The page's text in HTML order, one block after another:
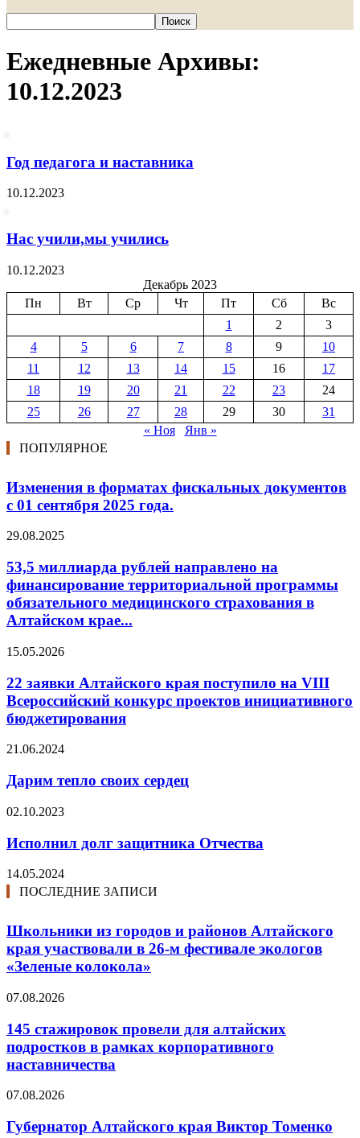
Ежедневные Архивы:
10.12.2023
Год педагога и наставника
10.12.2023
Нас учили,мы учились
10.12.2023
Декабрь 2023
Пн
Вт Ср Чт Пт Сб
Вс
1
2
3
4
5 6 7 8 9
10
11
12 13 14 15 16
17
18
19 20 21 22 23
24
25
26 27 28 29 30
31
« Ноя
Янв »
ПОПУЛЯРНОЕ
Изменения в форматах фискальных документов
с 01 сентября 2025 года.
29.08.2025
53,5 миллиарда рублей направлено на
финансирование территориальной программы
обязательного медицинского страхования в
Алтайском крае...
15.05.2026
22 заявки Алтайского края поступило на VIII
Всероссийский конкурс проектов инициативного
бюджетирования
21.06.2024
Дарим тепло своих сердец
02.10.2023
Исполнил долг защитника Отчества
14.05.2024
ПОСЛЕДНИЕ ЗАПИСИ
Школьники из городов и районов Алтайского
края участвовали в 26-м фестивале экологов
«Зеленые колокола»
07.08.2026
145 стажировок провели для алтайских
подростков в рамках корпоративного
наставничества
07.08.2026
Губернатор Алтайского края Виктор Томенко